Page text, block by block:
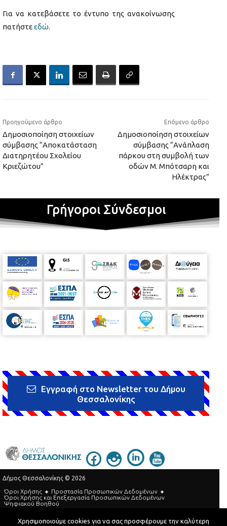
Για να κατεβάσετε το έντυπο της ανακοίνωσης
πατήστεεδώ.
Προηγούμενο άρθρο
Δημοσιοποίηση στοιχείων
σύμβασης “Αποκατάσταση
Διατηρητέου Σχολείου
Κριεζώτου”
Επόμενο άρθρο
Δημοσιοποίηση στοιχείων
σύμβασης “Ανάπλαση
πάρκου στη συμβολή των
οδών Μ. Μπότσαρη και
Ηλέκτρας”
Γρήγοροι Σύνδεσμοι
Εγγραφή στο Newsletter του Δήμου
Θεσσαλονίκης
Δήμος Θεσσαλονίκης © 2026
Όροι Χρήσης
Προστασία Προσωπικών Δεδομένων
Όροι Xρήσης και Eπεξεργασία Προσωπικών Δεδομένων
Ψηφιακού Βοηθού
Τηλεφωνικός Κατάλογος
Χρησιμοποιούμε cookies για να σας προσφέρουμε την καλύτερη